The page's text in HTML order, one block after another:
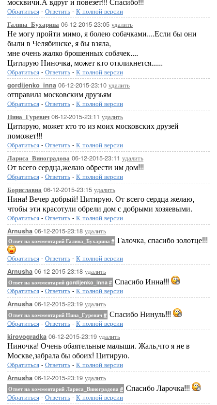
Обратиться - Ответить - К полной версии
Галина_Бухарина 06-12-2015-23:05 удалить
Не могу пройти мимо, я болею собачками....Если бы они
были в Челябинске, я бы взяла,
мне очень жалко брошенных собачек....
Цитирую Ниночка, может кто откликнется......
Обратиться - Ответить - К полной версии
gordijenko_inna 06-12-2015-23:10 удалить
отправила московским друзьям
Обратиться - Ответить - К полной версии
Нина_Гуревич 06-12-2015-23:11 удалить
Цитирую, может кто то из моих московских друзей
поможет!!!
Обратиться - Ответить - К полной версии
Лариса_Виноградова 06-12-2015-23:11 удалить
От всего сердца,желаю обрести им дом!!!
Обратиться - Ответить - К полной версии
Бориславна 06-12-2015-23:15 удалить
Нина! Вечер добрый! Цитирую. От всего сердца желаю,
чтобы эти красотули обрели дом с добрыми хозяевыми.
Обратиться - Ответить - К полной версии
Arnusha 06-12-2015-23:18 удалить
Ответ на комментарий Галина_Бухарина # Галочка, спасибо золотце!!!
Обратиться - Ответить - К полной версии
Arnusha 06-12-2015-23:18 удалить
Ответ на комментарий gordijenko_inna # Спасибо Инна!!!
Обратиться - Ответить - К полной версии
Arnusha 06-12-2015-23:19 удалить
Ответ на комментарий Нина_Гуревич # Спасибо Нинуль!!!
Обратиться - Ответить - К полной версии
kirovogradka 06-12-2015-23:19 удалить
Ниночка! Очень обаятельные малыши. Жаль,что я не в
Москве,забрала бы обоих! Цитирую.
Обратиться - Ответить - К полной версии
Arnusha 06-12-2015-23:19 удалить
Ответ на комментарий Лариса_Виноградова # Спасибо Ларочка!!!
Обратиться - Ответить - К полной версии